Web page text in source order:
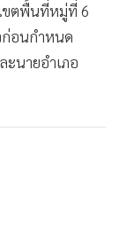
ขตพื้นที่หมู่ที่ 6
ก่อนกำหนด
นายอำเภอ